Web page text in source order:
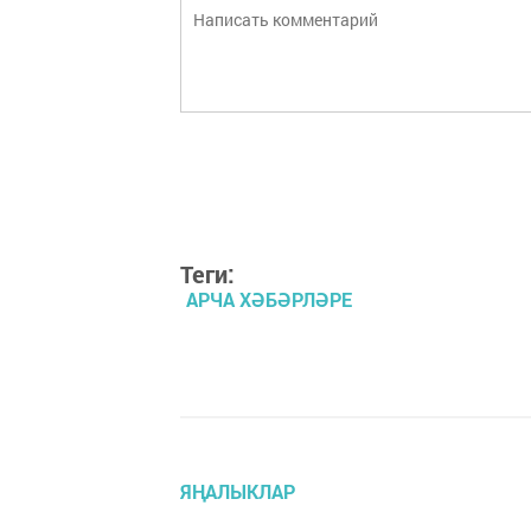
Теги:
АРЧА ХӘБӘРЛӘРЕ
ЯҢАЛЫКЛАР